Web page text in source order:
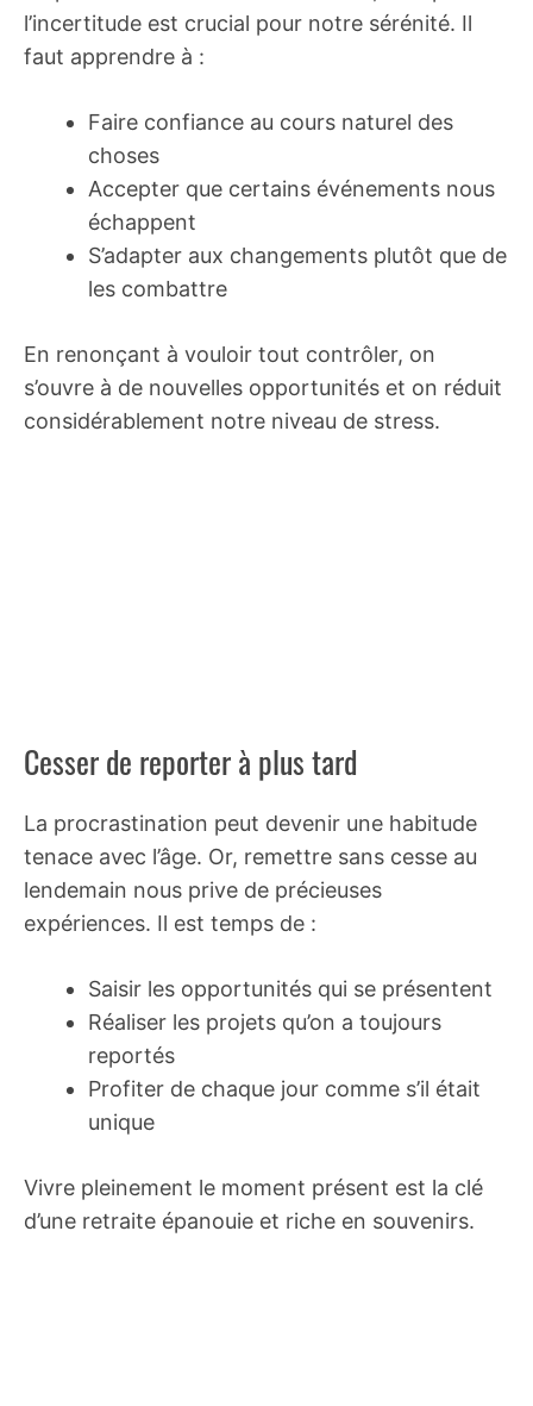
l’incertitude est crucial pour notre sérénité. Il
faut apprendre à :
Faire confiance au cours naturel des
choses
Accepter que certains événements nous
échappent
S’adapter aux changements plutôt que de
les combattre
En renonçant à vouloir tout contrôler, on
s’ouvre à de nouvelles opportunités et on réduit
considérablement notre niveau de stress.
Cesser de reporter à plus tard
La procrastination peut devenir une habitude
tenace avec l’âge. Or, remettre sans cesse au
lendemain nous prive de précieuses
expériences. Il est temps de :
Saisir les opportunités qui se présentent
Réaliser les projets qu’on a toujours
reportés
Profiter de chaque jour comme s’il était
unique
Vivre pleinement le moment présent est la clé
d’une retraite épanouie et riche en souvenirs.